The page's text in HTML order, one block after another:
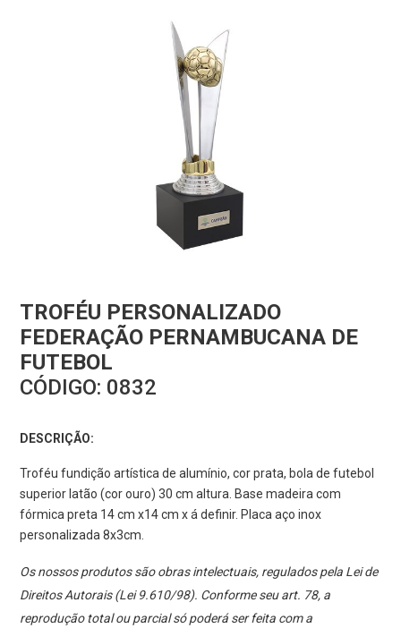
TROFÉU PERSONALIZADO
FEDERAÇÃO PERNAMBUCANA DE
FUTEBOL
CÓDIGO: 0832
DESCRIÇÃO:
Troféu fundição artística de alumínio, cor prata, bola de futebol
superior latão (cor ouro) 30 cm altura. Base madeira com
fórmica preta 14 cm x14 cm x á definir. Placa aço inox
personalizada 8x3cm.
Os nossos produtos são obras intelectuais, regulados pela Lei de
Direitos Autorais (Lei 9.610/98). Conforme seu art. 78, a
reprodução total ou parcial só poderá ser feita com a